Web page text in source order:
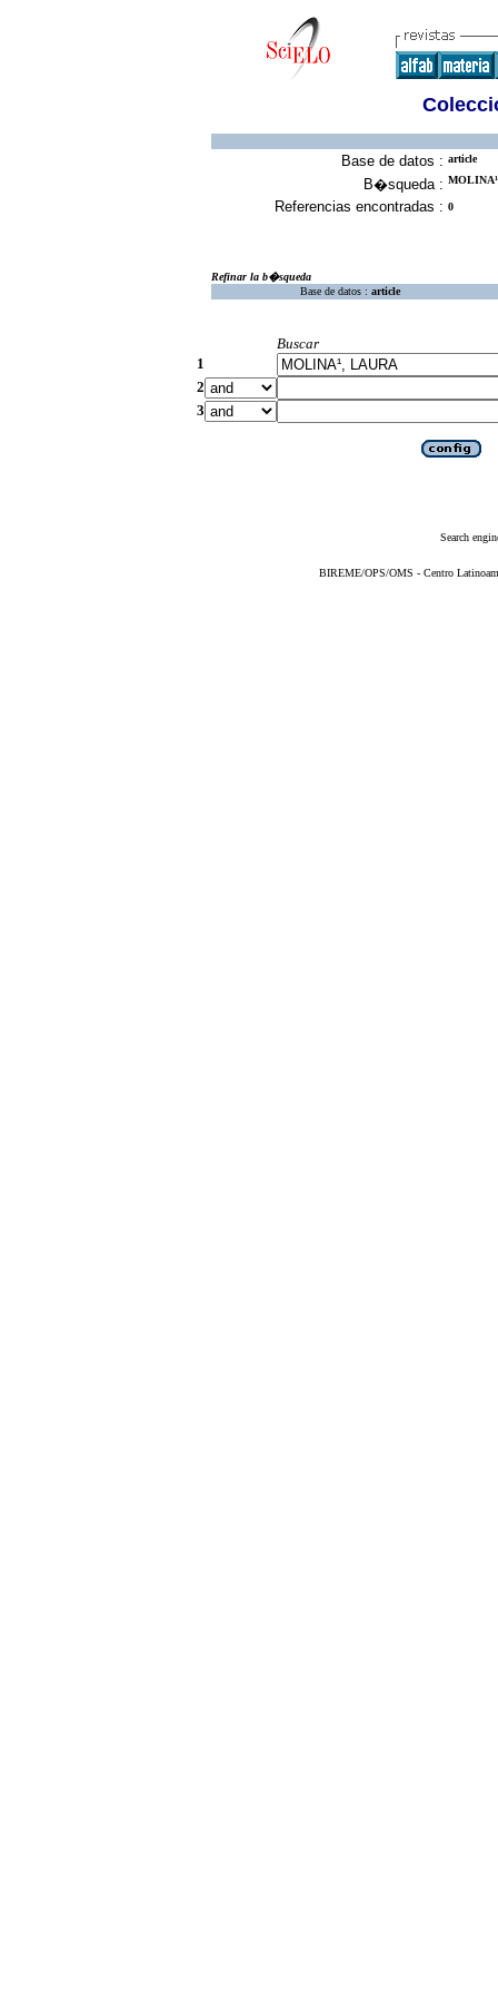
Base de datos : article
B�squeda :
Referencias encontradas : 0
Refinar la b�squeda
Base de datos : article
Buscar
1
2
3
Search
BIREME/OPS/OMS - Centro